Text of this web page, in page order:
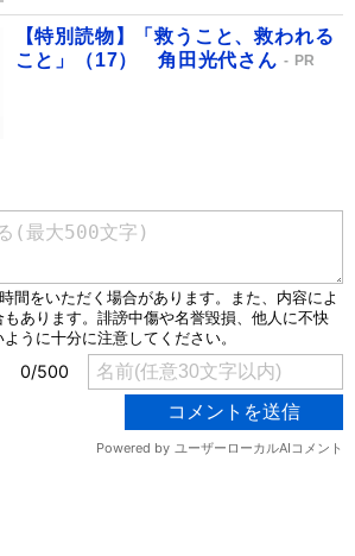
【特別読物】「救うこと、救われる
こと」（17） 角田光代さん
PR